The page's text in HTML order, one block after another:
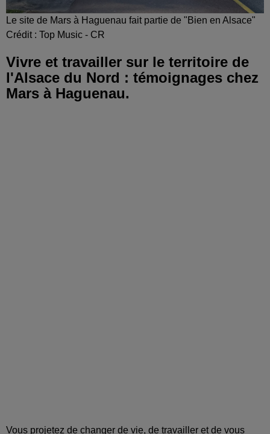
Le site de Mars à Haguenau fait partie de "Bien en Alsace"
Crédit : Top Music - CR
Vivre et travailler sur le territoire de
l'Alsace du Nord : témoignages chez
Mars à Haguenau.
Vous projetez de changer de vie, de travailler et de vous